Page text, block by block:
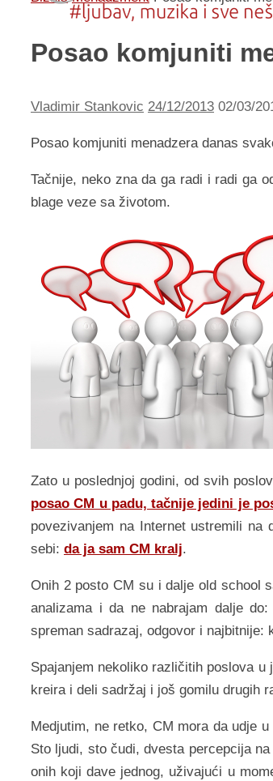
Posao komjuniti
Vladimir Stankovic 24/12/2013 02/03/
Posao komjuniti menadzera danas
Tačnije, neko zna da ga radi i radi ga
blage veze sa životom.
Zato u poslednjoj godini, od svih
posao CM u padu, tačnije jedini je
povezivanjem na Internet ustremili
sebi: da ja sam CM kralj.
Onih 2 posto CM su i dalje old school
analizama i da ne nabrajam dalje
spreman sadrazaj, odgovor i
Spajanjem nekoliko različitih poslova
kreira i deli sadržaj i još gomilu drugih
Medjutim, ne retko, CM mora da udje
Sto ljudi, sto čudi, dvesta percepcija
onih koji dave jednog, uživajući u